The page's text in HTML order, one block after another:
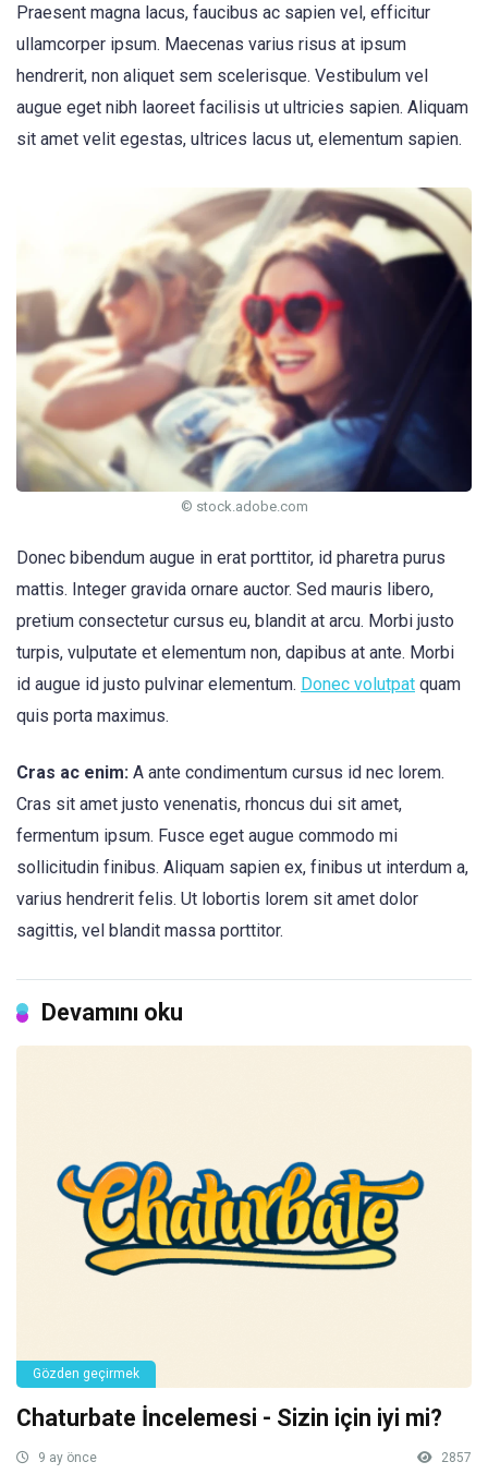
Praesent magna lacus, faucibus ac sapien vel, efficitur
ullamcorper ipsum. Maecenas varius risus at ipsum
hendrerit, non aliquet sem scelerisque. Vestibulum vel
augue eget nibh laoreet facilisis ut ultricies sapien. Aliquam
sit amet velit egestas, ultrices lacus ut, elementum sapien.
© stock.adobe.com
Donec bibendum augue in erat porttitor, id pharetra purus
mattis. Integer gravida ornare auctor. Sed mauris libero,
pretium consectetur cursus eu, blandit at arcu. Morbi justo
turpis, vulputate et elementum non, dapibus at ante. Morbi
id augue id justo pulvinar elementum. Donec volutpat quam
quis porta maximus.
Cras ac enim: A ante condimentum cursus id nec lorem.
Cras sit amet justo venenatis, rhoncus dui sit amet,
fermentum ipsum. Fusce eget augue commodo mi
sollicitudin finibus. Aliquam sapien ex, finibus ut interdum a,
varius hendrerit felis. Ut lobortis lorem sit amet dolor
sagittis, vel blandit massa porttitor.
Devamını oku
Gözden geçirmek
Chaturbate İncelemesi - Sizin için iyi mi?
9 ay önce 2857